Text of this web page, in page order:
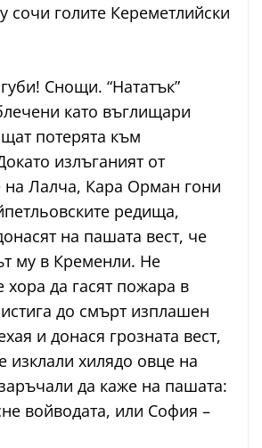
сочи голите Кереметлийски
Снощи. “Нататък”
като въглищари
потерята към
излъганият от
на Лалча, Кара Орман гони
редища,
на пашата вест, че
му в Кременли. Не
да гасят пожара в
до смърт изплашен
и донася грозната вест,
изклали хилядо овце на
да каже на пашата:
войводата, или София –